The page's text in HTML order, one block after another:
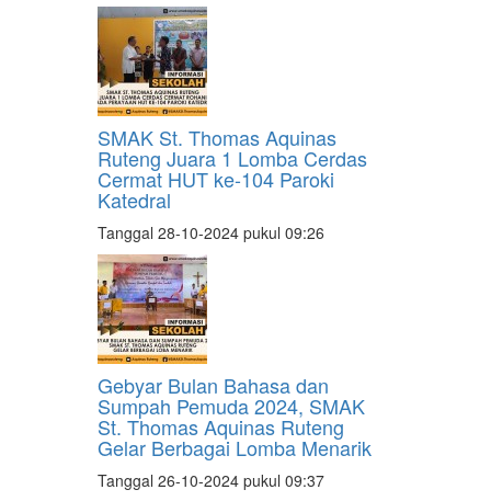
SMAK St. Thomas Aquinas
Ruteng Juara 1 Lomba Cerdas
Cermat HUT ke-104 Paroki
Katedral
Tanggal 28-10-2024 pukul 09:26
Gebyar Bulan Bahasa dan
Sumpah Pemuda 2024, SMAK
St. Thomas Aquinas Ruteng
Gelar Berbagai Lomba Menarik
Tanggal 26-10-2024 pukul 09:37